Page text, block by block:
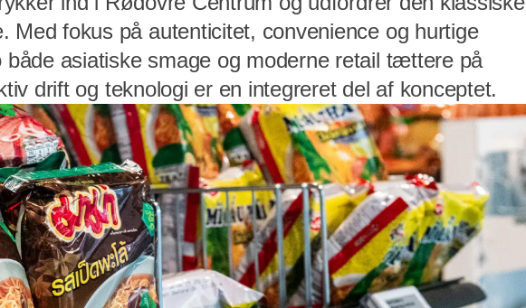
Med fokus på autenticitet, convenience og hurtige
både asiatiske smage og moderne retail tættere på
drift og teknologi er en integreret del af konceptet.